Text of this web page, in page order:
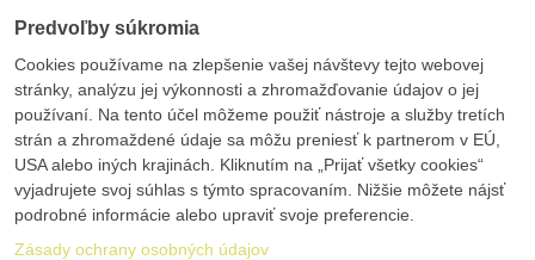
Predvoľby súkromia
Cookies používame na zlepšenie vašej návštevy tejto webovej
stránky, analýzu jej výkonnosti a zhromažďovanie údajov o jej
používaní. Na tento účel môžeme použiť nástroje a služby tretích
strán a zhromaždené údaje sa môžu preniesť k partnerom v EÚ,
USA alebo iných krajinách. Kliknutím na „Prijať všetky cookies“
vyjadrujete svoj súhlas s týmto spracovaním. Nižšie môžete nájsť
podrobné informácie alebo upraviť svoje preferencie.
Zásady ochrany osobných údajov